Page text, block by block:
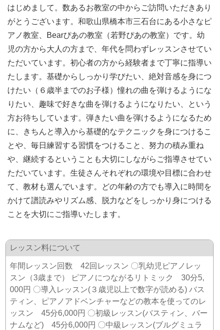
はじめまして。数あるお教室の中からご訪問いただきあり
がとうございます。和歌山県橋本市三石台にある小さなピ
アノ教室、Bearぴあの教室（若野ぴあの教室）です。幼
児の方から大人の方まで、年代を問わずレッスンさせてい
ただいています。初心者の方から経験者まで丁寧に指導い
たします。基礎からしっかり学びたい、絶対音感を身につ
けたい（６歳半までのお子様）憧れの曲を弾けるようにな
りたい、趣味で好きな曲を弾けるようになりたい、という
方お待ちしています。弾きたい曲を弾けるようになるため
に、きちんと導入から基礎的なテクニックを身につけるこ
とや、毎日練習する習慣をつけること、努力の積み重ね
や、継続するということも大切にしながらご指導させてい
ただいています。生徒さんそれぞれの環境や目標に合わせ
て、教材も選んでいます。どの年齢の方でも導入に時間を
かけて譜読みやリズム感、脱力などをしっかり身につける
ことを大切にご指導いたします。
レッスン料について
年間レッスン回数 42回レッスン 〇乳幼児ピアノレッ
スン（3歳まで） ピアノにつながるリトミック 30分5,
000円 〇導入レッスン(３歳児以上で数字が読める) バス
ティン、ピアノアドベンチャーなどの教本を使ってのレ
ッスン 45分6,000円 〇初級レッスン(バスティン、バー
ナムなど) 45分6,000円 〇中級レッスン(ブルグミュラ